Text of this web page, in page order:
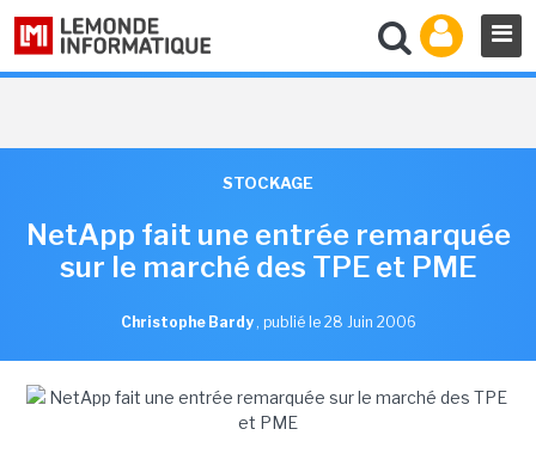
STOCKAGE
NetApp fait une entrée remarquée
sur le marché des TPE et PME
Christophe Bardy , publié le 28 Juin 2006